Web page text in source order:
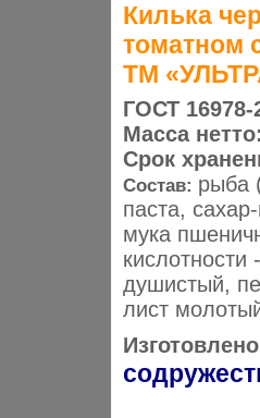
Килька
томатном
ТМ
ГОСТ 16978-
Масса
Срок
Состав: рыба
паста,
мука
кислотности
душистый,
лист